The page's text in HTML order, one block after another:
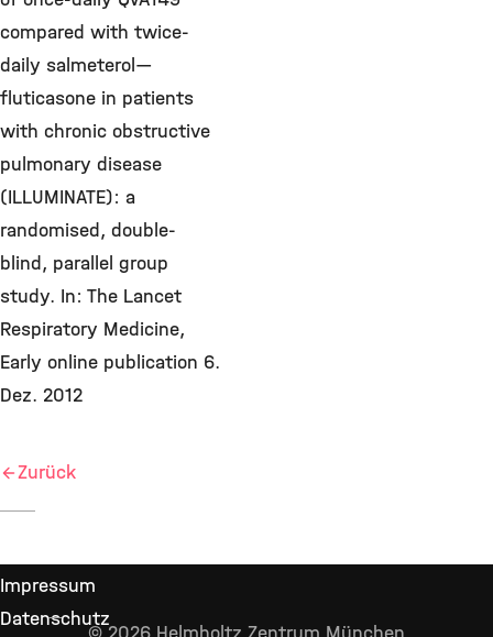
compared with twice-
daily salmeterol—
fluticasone in patients
with chronic obstructive
pulmonary disease
(ILLUMINATE): a
randomised, double-
blind, parallel group
study. In: The Lancet
Respiratory Medicine,
Early online publication 6.
Dez. 2012
Zurück
Impressum
Datenschutz